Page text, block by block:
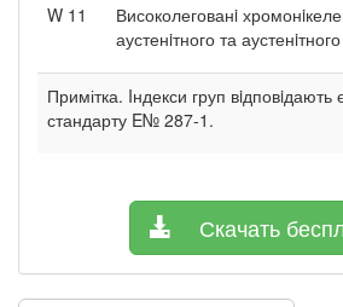
W 11
Високолегованi
аустенiтного та
Примітка. Iндекси груп вiдповiдають
стандарту E№ 287-1.
Скачать